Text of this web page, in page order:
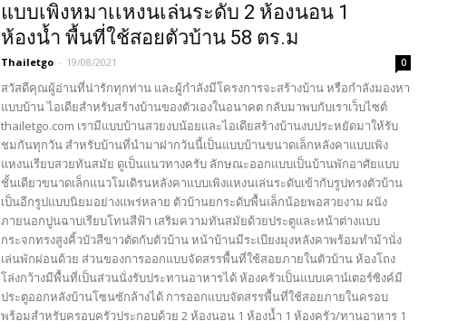
แบบเพิงหมาเเหงนเล่นระดับ 2 ห้องนอน 1
ห้องน้ำ พื้นที่ใช้สอยตัวบ้าน 58 ตร.ม
Thailetgo - 19/08/2021 0
สวัสดีคุณผู้อ่านที่น่ารักทุกท่าน และผู้กำลังมีโครงการจะสร้างบ้าน หรือกำลังมองหา
แบบบ้าน ไอเดียสำหรับสร้างบ้านของตัวเองในอนาคต กลับมาพบกับเราเว็บไซต์
thailetgo.com เรามีแบบบ้านสวยงบน้อยและไอเดียสร้างบ้านงบประหยัดมาให้รับ
ชมกันทุกวัน สำหรับบ้านที่นำมาฝากวันนี้เป็นแบบบ้านขนาดเล็กหลังคาแบบเพิง
แหงนเรียบสวยทันสมัย ดูเป็นแนวทางครับ ลักษณะออกแบบเป็นบ้านพักอาศัยแบบ
ชั้นเดียวขนาดเล็กแนวโมเดิรนหลังคาแบบเพิงแหงนเล่นระดับเข้ากับรูปทรงตัวบ้าน
เป็นอีกรูปแบบนิยมอย่างแพร่หลาย ตัวบ้านยกระดับพื้นเล็กน้อยพอสวยงาม ผนัง
ภายนอกปูนฉาบเรียบโทนสีฟ้า เสริมความทันสมัยด้วยประตูและหน้าต่างแบบ
กระจกทรงสูงคิ้วบัวสีขาวตัดกับตัวบ้าน หน้าบ้านมีระเบียงมุงหลังคาพร้อมทำม้านั่ง
เล่นพักผ่อนด้วย ส่วนของการออกแบบจัดสรรพื้นที่ใช้สอยภายในตัวบ้าน ห้องโถง
โล่งกว้างมีพื้นที่เป็นส่วนนั่งรับประทานอาหารได้ ห้องครัวเป็นแบบเคาน์เตอร์ซิงค์มี
ประตูออกหลังบ้านโซนซักล้างได้ การออกแบบจัดสรรพื้นที่ใช้สอยภายในครอบ
พร้อมสำหรับครอบครัวประกอบด้วย 2 ห้องนอน 1 ห้องน้ำ 1 ห้องครัว/ทานอาหาร 1